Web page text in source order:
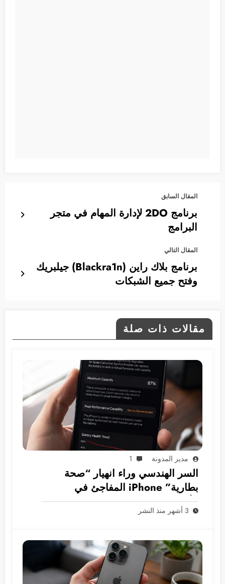
المقال السابق
برنامج 2DO لإدارة المهام في متجر
البرامج
المقال التالي
برنامج بلاك راين (Blackra1n) جيلبريك
وفتح جميع الشبكات
مقالات ذات صلة
مدير المدونة 1
السر الهندسي وراء انهيار “صحة
بطارية” iPhone المفاجئ في
الأسواق العربية
3 أشهر منذ النشر